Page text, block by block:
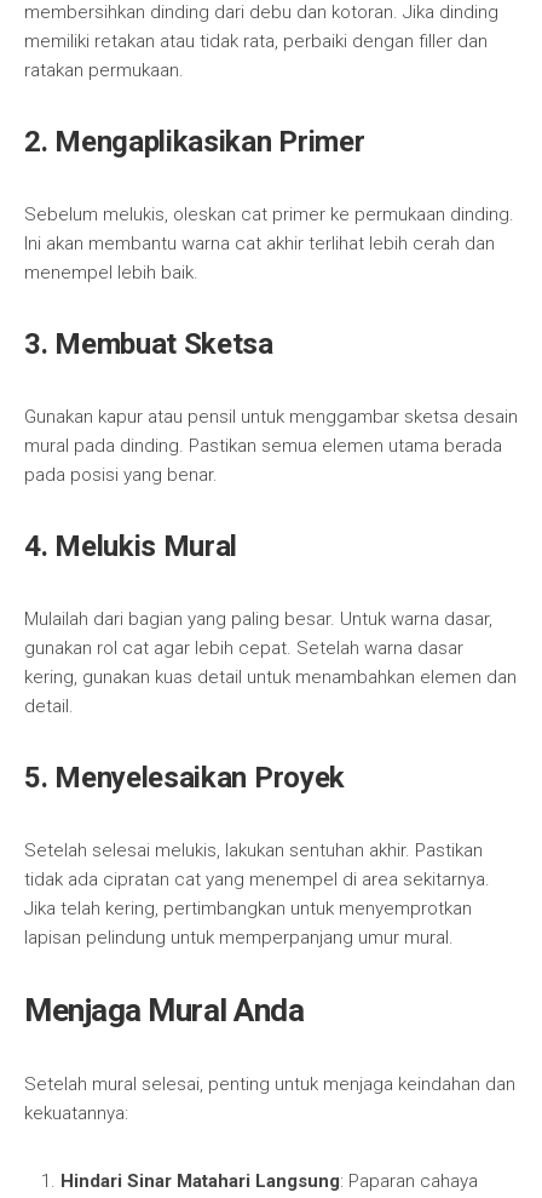
membersihkan dinding dari debu dan kotoran. Jika dinding
memiliki retakan atau tidak rata, perbaiki dengan filler dan
ratakan permukaan.
2. Mengaplikasikan Primer
Sebelum melukis, oleskan cat primer ke permukaan dinding.
Ini akan membantu warna cat akhir terlihat lebih cerah dan
menempel lebih baik.
3. Membuat Sketsa
Gunakan kapur atau pensil untuk menggambar sketsa desain
mural pada dinding. Pastikan semua elemen utama berada
pada posisi yang benar.
4. Melukis Mural
Mulailah dari bagian yang paling besar. Untuk warna dasar,
gunakan rol cat agar lebih cepat. Setelah warna dasar
kering, gunakan kuas detail untuk menambahkan elemen dan
detail.
5. Menyelesaikan Proyek
Setelah selesai melukis, lakukan sentuhan akhir. Pastikan
tidak ada cipratan cat yang menempel di area sekitarnya.
Jika telah kering, pertimbangkan untuk menyemprotkan
lapisan pelindung untuk memperpanjang umur mural.
Menjaga Mural Anda
Setelah mural selesai, penting untuk menjaga keindahan dan
kekuatannya:
Hindari Sinar Matahari Langsung: Paparan cahaya